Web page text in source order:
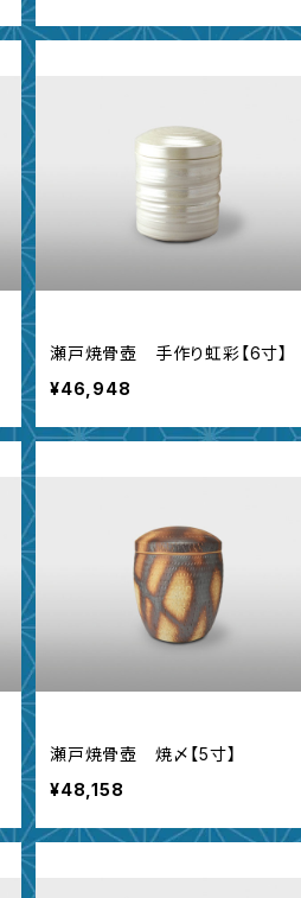
瀬戸焼骨壺 手作り虹彩【6寸】
¥46,948
瀬戸焼骨壺 焼〆【5寸】
¥48,158